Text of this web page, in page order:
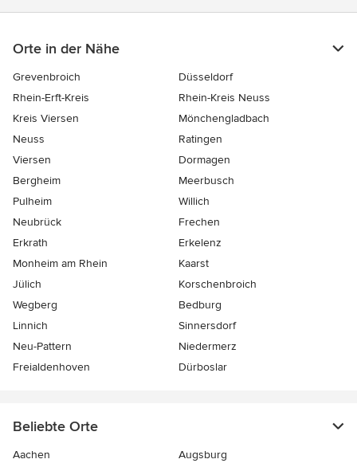
Orte in der Nähe
Grevenbroich
Düsseldorf
Rhein-Erft-Kreis
Rhein-Kreis Neuss
Kreis Viersen
Mönchengladbach
Neuss
Ratingen
Viersen
Dormagen
Bergheim
Meerbusch
Pulheim
Willich
Neubrück
Frechen
Erkrath
Erkelenz
Monheim am Rhein
Kaarst
Jülich
Korschenbroich
Wegberg
Bedburg
Linnich
Sinnersdorf
Neu-Pattern
Niedermerz
Freialdenhoven
Dürboslar
Beliebte Orte
Aachen
Augsburg